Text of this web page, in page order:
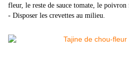
fleur, le reste de sauce tomate, le
- Disposer les crevettes au milieu.